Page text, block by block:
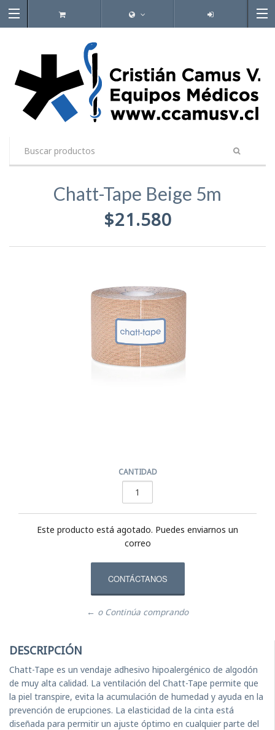
Chatt-Tape Beige 5m
$21.580
CANTIDAD
Este producto está agotado. Puedes enviarnos un
correo
CONTÁCTANOS
← o Continúa comprando
DESCRIPCIÓN
Chatt-Tape es un vendaje adhesivo hipoalergénico de algodón
de muy alta calidad. La ventilación del Chatt-Tape permite que
la piel transpire, evita la acumulación de humedad y ayuda en la
prevención de erupciones. La elasticidad de la cinta está
diseñada para permitir un ajuste óptimo en cualquier parte del